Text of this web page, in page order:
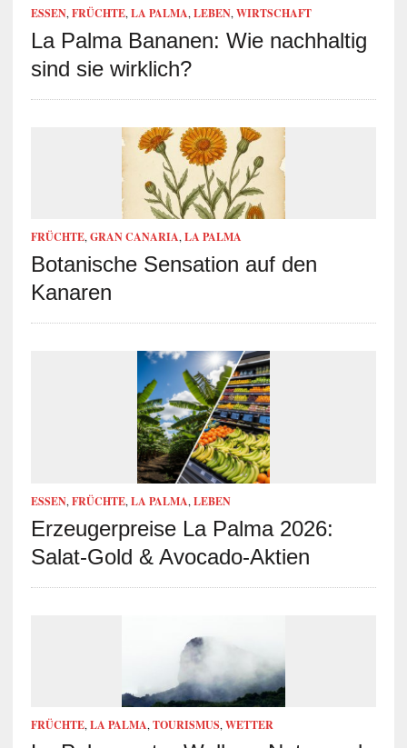
ESSEN, FRÜCHTE, LA PALMA, LEBEN, WIRTSCHAFT
La Palma Bananen: Wie nachhaltig
sind sie wirklich?
FRÜCHTE, GRAN CANARIA, LA PALMA
Botanische Sensation auf den
Kanaren
ESSEN, FRÜCHTE, LA PALMA, LEBEN
Erzeugerpreise La Palma 2026:
Salat-Gold & Avocado-Aktien
FRÜCHTE, LA PALMA, TOURISMUS, WETTER